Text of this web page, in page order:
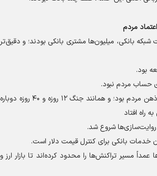
مردم
بانکی، میلیون‌ها مشتری بانکی بودند؛ و دقیق‌تر
بود.
حساب مردم نبود.
این حمله‌ای مستقیم به ذهن مردم بود؛ و همانند جنگ ۱۲ روزه و ۴۰ روزه دوباره
راه افتاد
روایت‌سازی‌ها شروع شد.
بانکی برای کنترل قیمت دلار است.
مسیر تراکنش‌ها را محدود کرده‌اند تا بازار ارز و